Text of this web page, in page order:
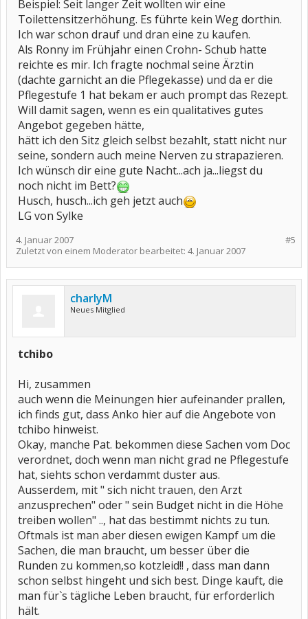
Beispiel: Seit langer Zeit wollten wir eine
Toilettensitzerhöhung. Es führte kein Weg dorthin.
Ich war schon drauf und dran eine zu kaufen.
Als Ronny im Frühjahr einen Crohn- Schub hatte
reichte es mir. Ich fragte nochmal seine Ärztin
(dachte garnicht an die Pflegekasse) und da er die
Pflegestufe 1 hat bekam er auch prompt das Rezept.
Will damit sagen, wenn es ein qualitatives gutes
Angebot gegeben hätte,
hätt ich den Sitz gleich selbst bezahlt, statt nicht nur
seine, sondern auch meine Nerven zu strapazieren.
Ich wünsch dir eine gute Nacht...ach ja...liegst du
noch nicht im Bett?
Husch, husch...ich geh jetzt auch
LG von Sylke
#5
4. Januar 2007
Zuletzt von einem Moderator bearbeitet: 4. Januar 2007
charlyM
Neues Mitglied
tchibo
Hi, zusammen
auch wenn die Meinungen hier aufeinander prallen,
ich finds gut, dass Anko hier auf die Angebote von
tchibo hinweist.
Okay, manche Pat. bekommen diese Sachen vom Doc
verordnet, doch wenn man nicht grad ne Pflegestufe
hat, siehts schon verdammt duster aus.
Ausserdem, mit " sich nicht trauen, den Arzt
anzusprechen" oder " sein Budget nicht in die Höhe
treiben wollen" .., hat das bestimmt nichts zu tun.
Oftmals ist man aber diesen ewigen Kampf um die
Sachen, die man braucht, um besser über die
Runden zu kommen,so kotzleid!! , dass man dann
schon selbst hingeht und sich best. Dinge kauft, die
man für`s tägliche Leben braucht, für erforderlich
hält.